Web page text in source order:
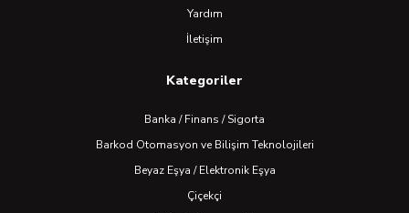
Yardım
İletişim
Kategoriler
Banka / Finans / Sigorta
Barkod Otomasyon ve Bilişim Teknolojileri
Beyaz Eşya / Elektronik Eşya
Çiçekçi